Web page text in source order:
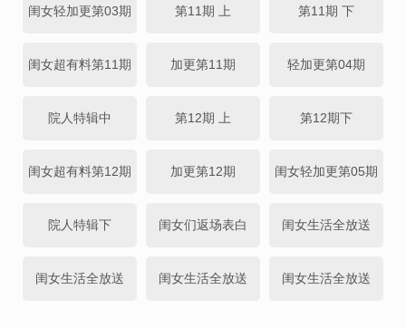
闺女轻加更第03期 第11期 上 第11期 下
闺女超有料第11期 加更第11期 轻加更第04期
院人特辑中 第12期 上 第12期下
闺女超有料第12期 加更第12期 闺女轻加更第05期
院人特辑下 闺女们返场表白 闺女生活全放送
闺女生活全放送 闺女生活全放送 闺女生活全放送